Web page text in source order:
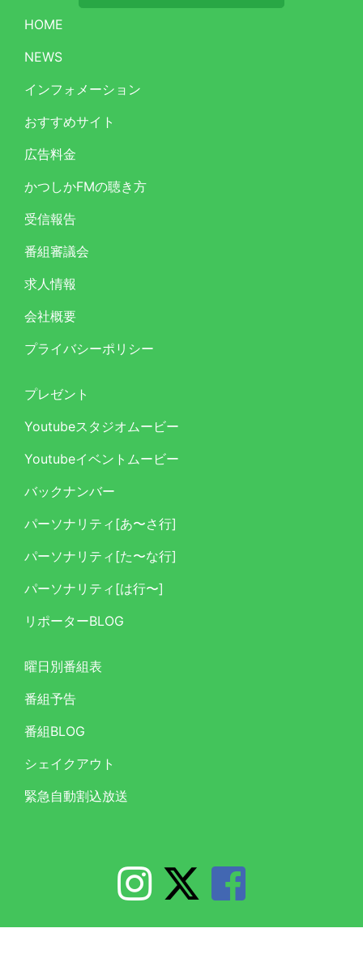
HOME
NEWS
インフォメーション
おすすめサイト
広告料金
かつしかFMの聴き方
受信報告
番組審議会
求人情報
会社概要
プライバシーポリシー
プレゼント
Youtubeスタジオムービー
Youtubeイベントムービー
バックナンバー
パーソナリティ[あ〜さ行]
パーソナリティ[た〜な行]
パーソナリティ[は行〜]
リポーターBLOG
曜日別番組表
番組予告
番組BLOG
シェイクアウト
緊急自動割込放送